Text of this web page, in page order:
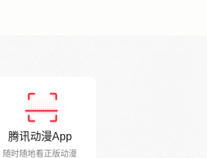
腾讯动漫App
随时随地看正版动漫